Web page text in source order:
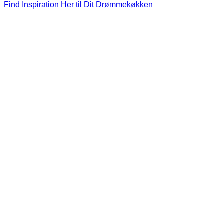
Find Inspiration Her til Dit Drømmekøkken